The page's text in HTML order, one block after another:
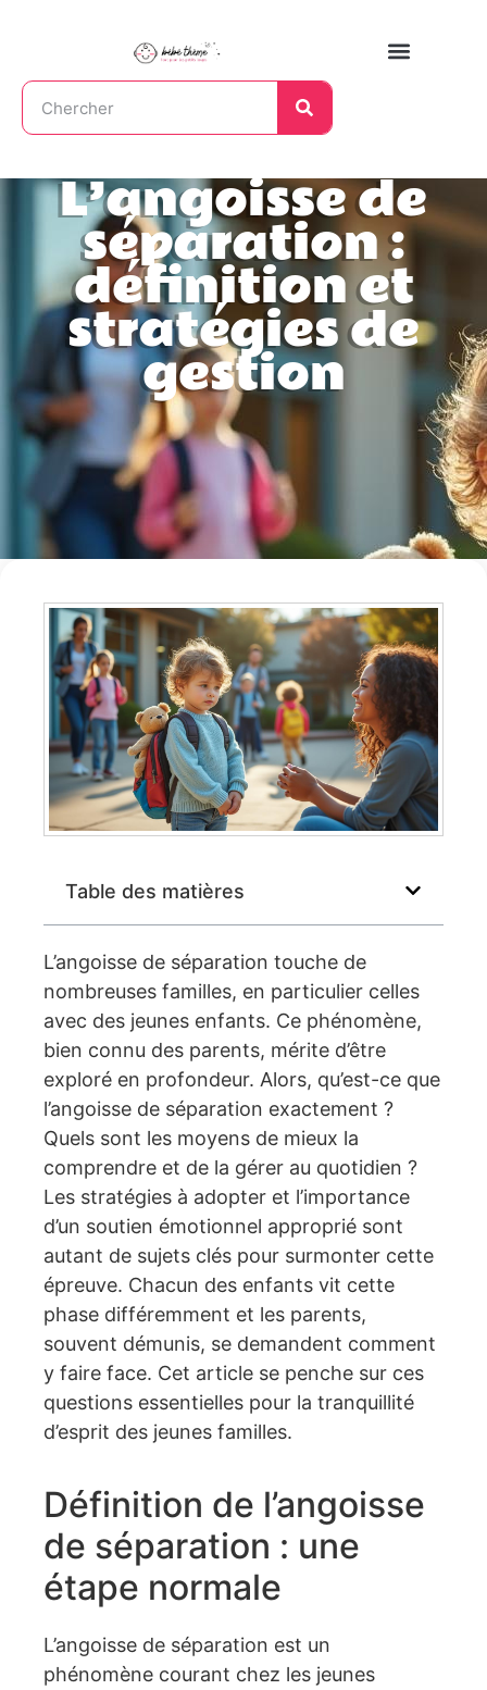
L’angoisse de
séparation :
définition et
stratégies de
gestion
Table des matières
L’angoisse de séparation touche de
nombreuses familles, en particulier celles
avec des jeunes enfants. Ce phénomène,
bien connu des parents, mérite d’être
exploré en profondeur. Alors, qu’est-ce que
l’angoisse de séparation exactement ?
Quels sont les moyens de mieux la
comprendre et de la gérer au quotidien ?
Les stratégies à adopter et l’importance
d’un soutien émotionnel approprié sont
autant de sujets clés pour surmonter cette
épreuve. Chacun des enfants vit cette
phase différemment et les parents,
souvent démunis, se demandent comment
y faire face. Cet article se penche sur ces
questions essentielles pour la tranquillité
d’esprit des jeunes familles.
Définition de l’angoisse
de séparation : une
étape normale
L’angoisse de séparation est un
phénomène courant chez les jeunes